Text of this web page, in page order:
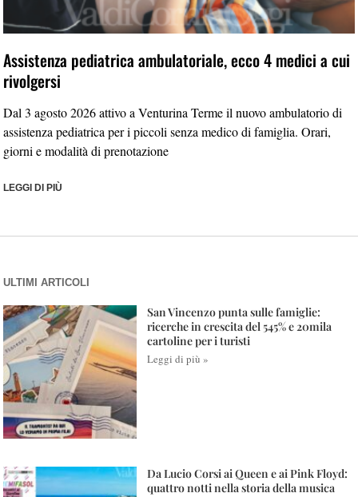
Assistenza pediatrica ambulatoriale, ecco 4 medici a cui
rivolgersi
Dal 3 agosto 2026 attivo a Venturina Terme il nuovo ambulatorio di
assistenza pediatrica per i piccoli senza medico di famiglia. Orari,
giorni e modalità di prenotazione
LEGGI DI PIÙ
ULTIMI ARTICOLI
San Vincenzo punta sulle famiglie:
ricerche in crescita del 545% e 20mila
cartoline per i turisti
Leggi di più »
Da Lucio Corsi ai Queen e ai Pink Floyd:
quattro notti nella storia della musica